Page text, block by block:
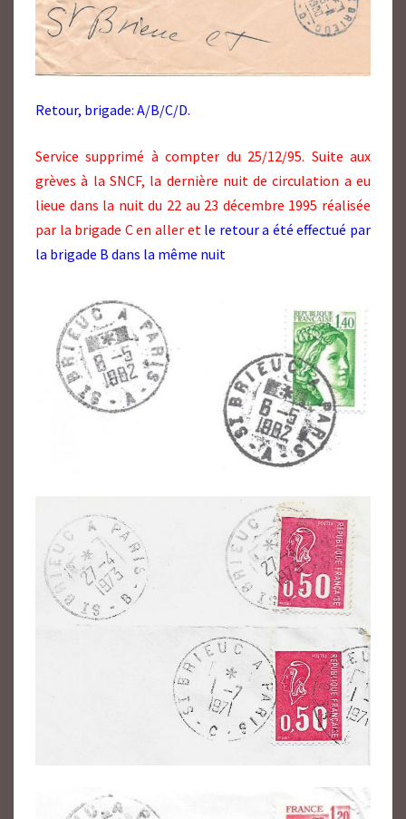
Retour, brigade: A/B/C/D.
Service supprimé à compter du 25/12/95. Suite aux
grèves à la SNCF, la dernière nuit de circulation a eu
lieue dans la nuit du 22 au 23 décembre 1995 réalisée
par la brigade C en aller et le retour a été effectué par
la brigade B dans la même nuit